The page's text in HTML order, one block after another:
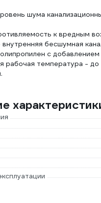
шума
к вредным
бесшумная
с добавлением
рабочая температура - до